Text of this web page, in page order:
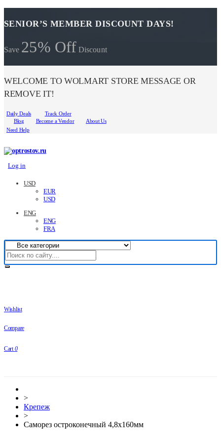
SENIOR’S MEMBER DISCOUNT DAYS!
Save 25% Off Discount
WELCOME TO WOLMART STORE MESSAGE OR
REMOVE IT!
Daily Deals
Track Order
Blog
Become a Vendor
About Us
Need Help
Log in
USD
EUR
USD
ENG
ENG
FRA
Wishlist
Compare
Cart 0
>
Крепеж
>
Саморез остроконечный 4,8х160мм